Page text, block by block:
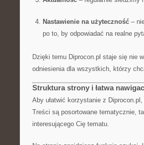
Nastawienie na użyteczność–
po to, by odpowiadać na realne
Dzięki temu Diprocon.pl staje się nie
odniesienia dla wszystkich, którzy
Struktura strony i łatwa
Aby ułatwić korzystanie z
Treści są posortowane tematycznie,
interesującego Cię tematu.